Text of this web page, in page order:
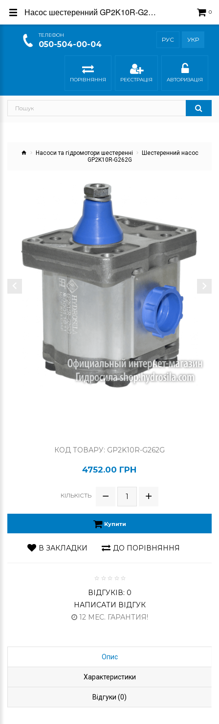
ТEЛЕФОН
050-504-00-04
РУС УКР
0
ПОРІВНЯННЯ РЕЄСТРАЦІЯ АВТОРИЗАЦІЯ
Насоси та гідромотори шестеренні
Шестеренний насос
GP2K10R-G262G
КОД ТОВАРУ: GP2K10R-G262G
4752.00 ГРН
КІЛЬКІСТЬ
Купити
В ЗАКЛАДКИ ДО ПОРІВНЯННЯ
ВІДГУКІВ: 0
НАПИСАТИ ВІДГУК
12 МЕС. ГАРАНТИЯ!
Опис
Характеристики
Відгуки (0)
Насос шестеренний GP2K10R-G262G - купити в магазині Гідросила